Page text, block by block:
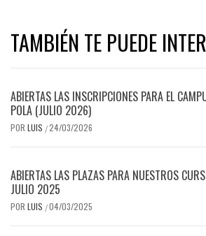
TAMBIÉN TE PUEDE
ABIERTAS LAS INSCRIPCIONES PARA EL
POLA (JULIO 2026)
POR LUIS /24/03/2026
ABIERTAS LAS PLAZAS PARA NUESTROS
JULIO 2025
POR LUIS /04/03/2025